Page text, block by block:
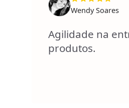
Wendy Soares
Agilidade na
produtos.